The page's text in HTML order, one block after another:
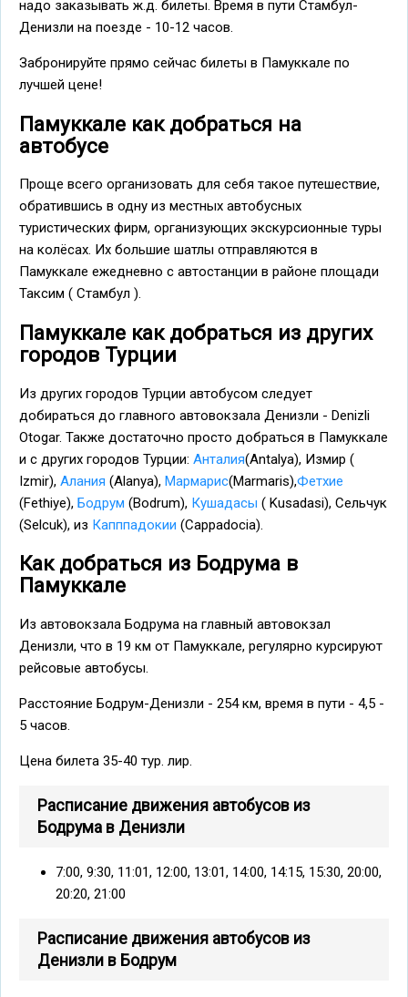
надо заказывать ж.д. билеты. Время в пути Стамбул-
Денизли на поезде - 10-12 часов.
Забронируйте прямо сейчас билеты в Памуккале по
лучшей цене!
Памуккале как добраться на
автобусе
Проще всего организовать для себя такое путешествие,
обратившись в одну из местных автобусных
туристических фирм, организующих экскурсионные туры
на колёсах. Их большие шатлы отправляются в
Памуккале ежедневно с автостанции в районе площади
Таксим ( Стамбул ).
Памуккале как добраться из других
городов Турции
Из других городов Турции автобусом следует
добираться до главного автовокзала Денизли - Denizli
Otogar. Также достаточно просто добраться в Памуккале
и с других городов Турции: Анталия(Antalya), Измир (
Izmir), Алания (Alanya), Мармарис(Marmaris),Фетхие
(Fethiye), Бодрум (Bodrum), Кушадасы ( Kusadasi), Сельчук
(Selcuk), из Капппадокии (Cappadocia).
Как добраться из Бодрума в
Памуккале
Из автовокзала Бодрума на главный автовокзал
Денизли, что в 19 км от Памуккале, регулярно курсируют
рейсовые автобусы.
Расстояние Бодрум-Денизли - 254 км, время в пути - 4,5 -
5 часов.
Цена билета 35-40 тур. лир.
Расписание движения автобусов из
Бодрума в Денизли
7:00, 9:30, 11:01, 12:00, 13:01, 14:00, 14:15, 15:30, 20:00,
20:20, 21:00
Расписание движения автобусов из
Денизли в Бодрум